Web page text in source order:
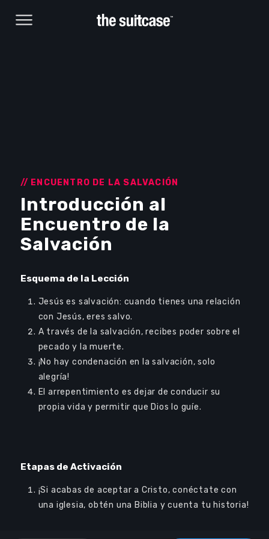
00:00
// ENCUENTRO DE LA SALVACIÓN
Introducción al
Encuentro de la
Salvación
Esquema de la Lección
Jesús es salvación: cuando tienes una relación
con Jesús, eres salvo.
A través de la salvación, recibes poder sobre el
pecado y la muerte.
¡No hay condenación en la salvación, solo
alegría!
El arrepentimiento es dejar de conducir su
propia vida y permitir que Dios lo guíe.
Etapas de Activación
¡Si acabas de aceptar a Cristo, conéctate con
una iglesia, obtén una Biblia y cuenta tu historia!
Browse Courses
Sign Up